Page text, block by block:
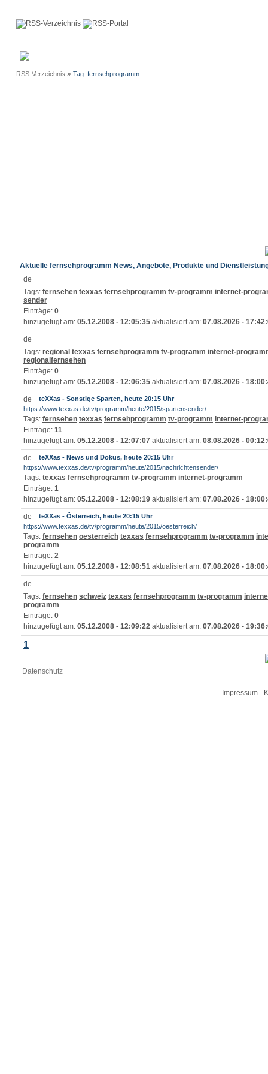
RSS-Verzeichnis » Tag: fernsehprogramm
Aktuelle fernsehprogramm News, Angebote, Produkte und
Tags: fernsehen texxas fernsehprogramm tv-programm internet-
sender
Einträge: 0
hinzugefügt am: 05.12.2008 - 12:05:35 aktualisiert am: 07.08.2026 -
Tags: regional texxas fernsehprogramm tv-programm internet-
regionalfernsehen
Einträge: 0
hinzugefügt am: 05.12.2008 - 12:06:35 aktualisiert am: 07.08.2026 -
teXXas - Sonstige Sparten, heute 20:15 Uhr
https://www.texxas.de/tv/programm/heute/2015/spartensender/
Tags: fernsehen texxas fernsehprogramm tv-programm internet-
Einträge: 11
hinzugefügt am: 05.12.2008 - 12:07:07 aktualisiert am: 08.08.2026 -
teXXas - News und Dokus, heute 20:15 Uhr
https://www.texxas.de/tv/programm/heute/2015/nachrichtensender/
Tags: texxas fernsehprogramm tv-programm internet-programm
Einträge: 1
hinzugefügt am: 05.12.2008 - 12:08:19 aktualisiert am: 07.08.2026 -
teXXas - Österreich, heute 20:15 Uhr
https://www.texxas.de/tv/programm/heute/2015/oesterreich/
Tags: fernsehen oesterreich texxas fernsehprogramm tv-programm
programm
Einträge: 2
hinzugefügt am: 05.12.2008 - 12:08:51 aktualisiert am: 07.08.2026 -
Tags: fernsehen schweiz texxas fernsehprogramm tv-programm
programm
Einträge: 0
hinzugefügt am: 05.12.2008 - 12:09:22 aktualisiert am: 07.08.2026 -
1
Datenschutz
Impressum -